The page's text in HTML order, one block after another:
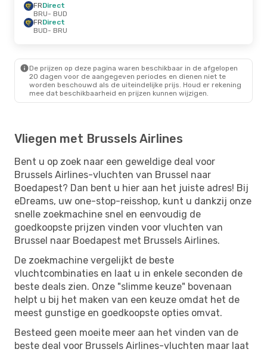
FRDirect
BRU- BUD
FRDirect
BUD- BRU
De prijzen op deze pagina waren beschikbaar in de afgelopen
20 dagen voor de aangegeven periodes en dienen niet te
worden beschouwd als de uiteindelijke prijs. Houd er rekening
mee dat beschikbaarheid en prijzen kunnen wijzigen.
Vliegen met Brussels Airlines
Bent u op zoek naar een geweldige deal voor
Brussels Airlines-vluchten van Brussel naar
Boedapest? Dan bent u hier aan het juiste adres! Bij
eDreams, uw one-stop-reisshop, kunt u dankzij onze
snelle zoekmachine snel en eenvoudig de
goedkoopste prijzen vinden voor vluchten van
Brussel naar Boedapest met Brussels Airlines.
De zoekmachine vergelijkt de beste
vluchtcombinaties en laat u in enkele seconden de
beste deals zien. Onze "slimme keuze" bovenaan
helpt u bij het maken van een keuze omdat het de
meest gunstige en goedkoopste opties omvat.
Besteed geen moeite meer aan het vinden van de
beste deal voor Brussels Airlines-vluchten maar laat